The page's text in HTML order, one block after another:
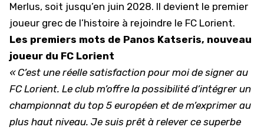
Merlus, soit jusqu’en juin 2028. Il devient le premier
joueur grec de l’histoire à rejoindre le FC Lorient.
Les premiers mots de Panos Katseris, nouveau
joueur du FC Lorient
« C’est une réelle satisfaction pour moi de signer au
FC Lorient. Le club m’offre la possibilité d’intégrer un
championnat du top 5 européen et de m’exprimer au
plus haut niveau. Je suis prêt à relever ce superbe